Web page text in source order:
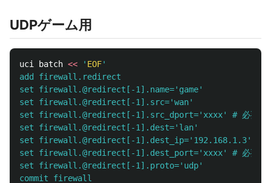
UDPゲーム用
uci batch << ' EOF'
add firewall.redirect
set firewall.@redirect[-1].name='game'
set firewall.@redirect[-1].src='wan'
set firewall.@redirect[-1].src_dport='xxxx' # 必要な
set firewall.@redirect[-1].dest='lan'
set firewall.@redirect[-1].dest_ip='192.168.1.3'
set firewall.@redirect[-1].dest_port='xxxx' # 必要な
set firewall.@redirect[-1].proto='udp'